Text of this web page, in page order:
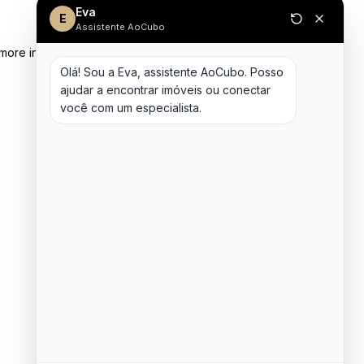
information)
E Eva
Assistente AoCubo
Olá! Sou a Eva, assistente AoCubo. Posso
ajudar a encontrar imóveis ou conectar
você com um especialista.